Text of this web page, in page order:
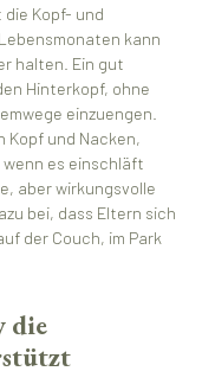
Kopf- und
kann
halten. Ein gut
Hinterkopf, ohne
einzuengen.
und Nacken,
es einschläft
aber wirkungsvolle
bei, dass Eltern sich
der Couch, im Park
die